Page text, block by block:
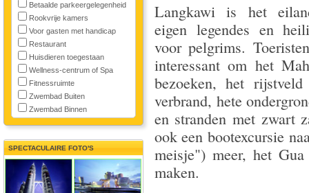
Betaalde parkeergelegenheid
Rookvrije kamers
Voor gasten met handicap
Restaurant
Huisdieren toegestaan
Wellness-centrum of Spa
Fitnessruimte
Zwembad Buiten
Zwembad Binnen
SPECTACULAIRE FOTO'S
Langkawi is het
eigen legendes en
voor pelgrims.
interessant om het
bezoeken, het
verbrand, hete
en stranden met zwart
ook een bootexcursie
meisje") meer, het
maken.